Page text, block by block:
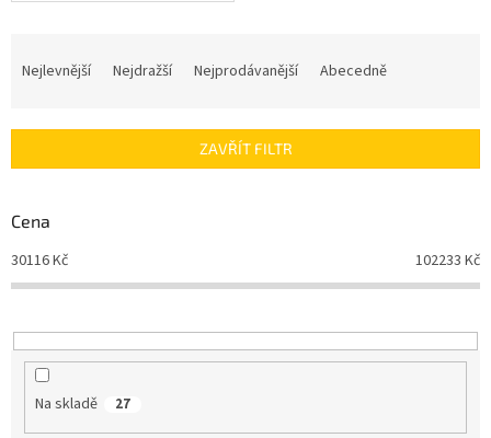
í
r
o
d
u
t
ů
Nejlevnější Nejdražší Nejprodávanější Abecedně
ZAVŘÍT FILTR
Cena
30116Kč 102233 Kč
Na skladě 27